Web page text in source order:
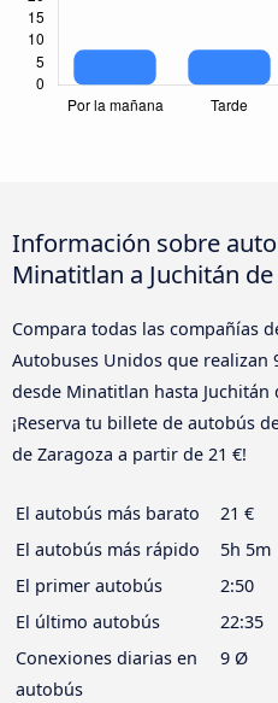
Información sobre
Minatitlan a Juchitán
Compara todas las compañías
Autobuses Unidos que
desde Minatitlan hasta Juchitán
¡Reserva tu billete de autobús
de Zaragoza a partir de 21 €!
El autobús más barato
21 €
El autobús más rápido
5h 5m
El primer autobús
2:50
El último autobús
22:35
Conexiones diarias en
autobús
9 Ø